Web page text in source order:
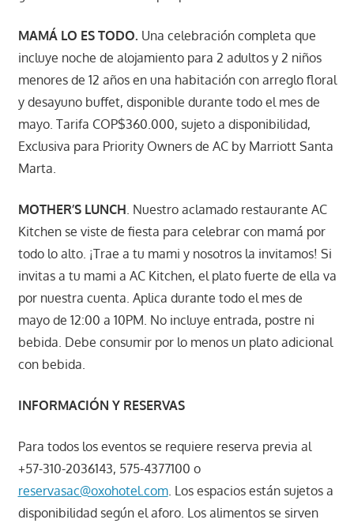
MAMÁ LO ES TODO. Una celebración completa que
incluye noche de alojamiento para 2 adultos y 2 niños
menores de 12 años en una habitación con arreglo floral
y desayuno buffet, disponible durante todo el mes de
mayo. Tarifa COP$360.000, sujeto a disponibilidad,
Exclusiva para Priority Owners de AC by Marriott Santa
Marta.
MOTHER’S LUNCH. Nuestro aclamado restaurante AC
Kitchen se viste de fiesta para celebrar con mamá por
todo lo alto. ¡Trae a tu mami y nosotros la invitamos! Si
invitas a tu mami a AC Kitchen, el plato fuerte de ella va
por nuestra cuenta. Aplica durante todo el mes de
mayo de 12:00 a 10PM. No incluye entrada, postre ni
bebida. Debe consumir por lo menos un plato adicional
con bebida.
INFORMACIÓN Y RESERVAS
Para todos los eventos se requiere reserva previa al
+57-310-2036143, 575-4377100 o
reservasac@oxohotel.com. Los espacios están sujetos a
disponibilidad según el aforo. Los alimentos se sirven